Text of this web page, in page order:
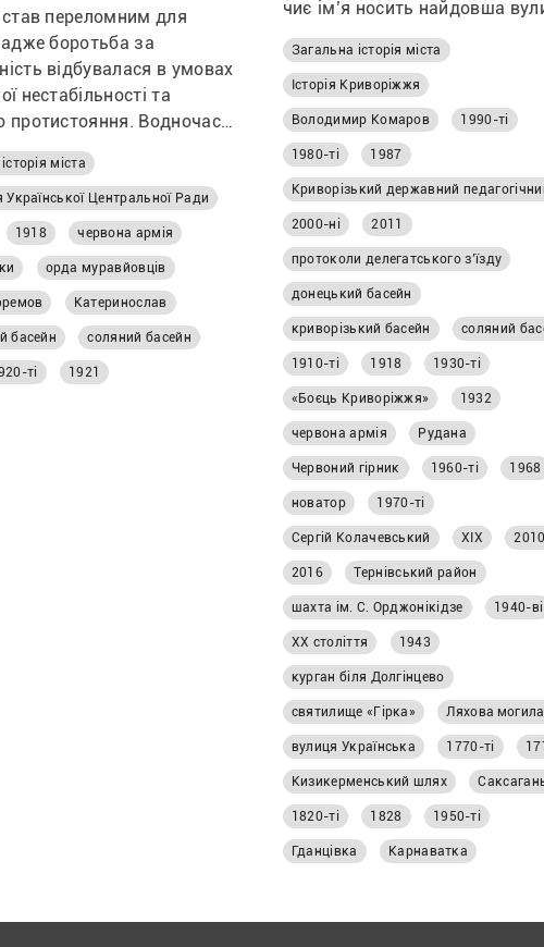
став переломним для
адже боротьба за
відбувалася в умовах
нестабільності та
протистояння. Водночас у
Криворіжжі
гостро постали питання
робітників,
умов праці та
соціальних гарантій.
Лариса Дояр
міста
Української Центральної Ради
1918 червона армія
орда муравйовців
Катеринослав
басейн соляний басейн
ті 1921
чиє ім’я носить найдовша
міста, для багатьох
досі залишається
постаттю. Про це, а також про
походження міських міфів,
імена та суперечливі сторінки
минулого говорили під час
щорічних історико-
читань у Криворізькому
педагогічному університеті, де
дослідники презентували свої
розвідки та дискутували про
переосмислення локальної
Що насправді стоїть за
міськими легендами, чому
історичні постаті
тіні та як Кривий Ріг
власне минуле — читайте в
матеріалі «Першого
Криворізького».
Загальна історія міста
Історія Криворіжжя
Володимир Комаров 1990-ті
1980-ті 1987
2000-ні 2011
протоколи делегатського з’їзду
донецький басейн
криворізький басейн соляний
1910-ті 1918 1930-ті
«Боєць Криворіжжя» 1932
червона армія Рудана
Червоний гірник 1960-ті 1968
новатор 1970-ті
Сергій Колачевський ХІХ
2016 Тернівський район
шахта ім. С. Орджонікідзе 1940-ві
ХХ століття 1943
курган біля Долгінцево
святилище «Гірка» Ляхова могила
вулиця Українська 1770-ті
Кизикерменський шлях
1820-ті 1828 1950-ті
Гданцівка Карнаватка